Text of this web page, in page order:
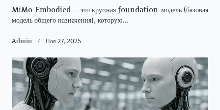
MiMo-Embodied — это крупная foundation-модель (базовая
модель общего назначения), которую...
Admin Ноя 27, 2025